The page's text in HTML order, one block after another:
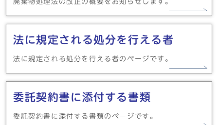
廃棄物処理法の改正の概要をお知らせします。
法に規定される処分を行える者
法に規定される処分を行える者のページです。
委託契約書に添付する書類
委託契約書に添付する書類のページです。